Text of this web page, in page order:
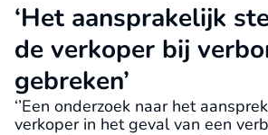
‘Het aansprakelijk
de verkoper bij
gebreken’
‘’Een onderzoek naar het
verkoper in het geval van een